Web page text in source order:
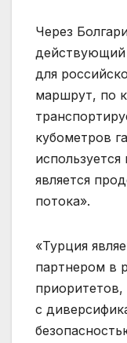
Через
для
маршрут, по
кубометров
является
потока».
«Турция
партнером в
приоритетов,
с